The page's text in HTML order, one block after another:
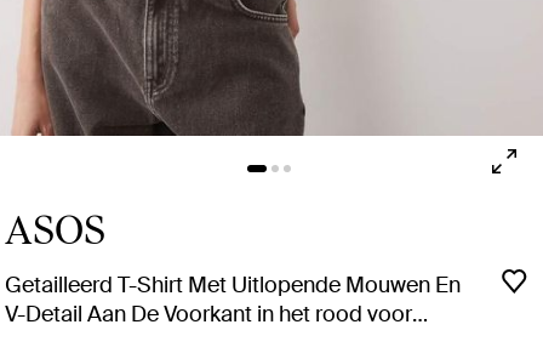
ASOS
Getailleerd T-Shirt Met Uitlopende Mouwen En
V-Detail Aan De Voorkant in het rood voor